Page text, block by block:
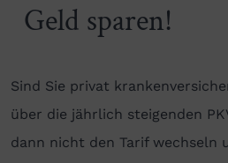
Geld sparen!
Sind Sie privat
über die jährlich steigenden
dann nicht den Tarif wechseln